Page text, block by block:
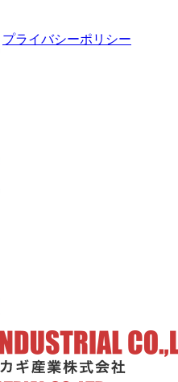
プライバシーポリシー